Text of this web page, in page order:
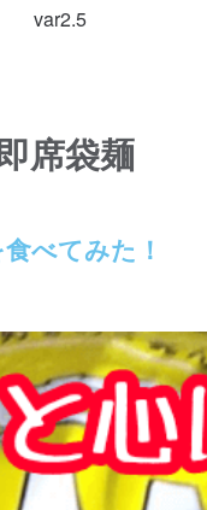
var2.5
席袋麺
べてみた！